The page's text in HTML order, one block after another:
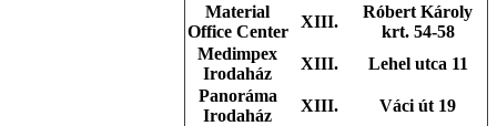
Material
Office Center
XIII.
Róbert Károly
krt. 54-58
Medimpex
Irodaház
XIII.
Lehel utca 11
Panoráma
Irodaház
XIII.
Váci út 19